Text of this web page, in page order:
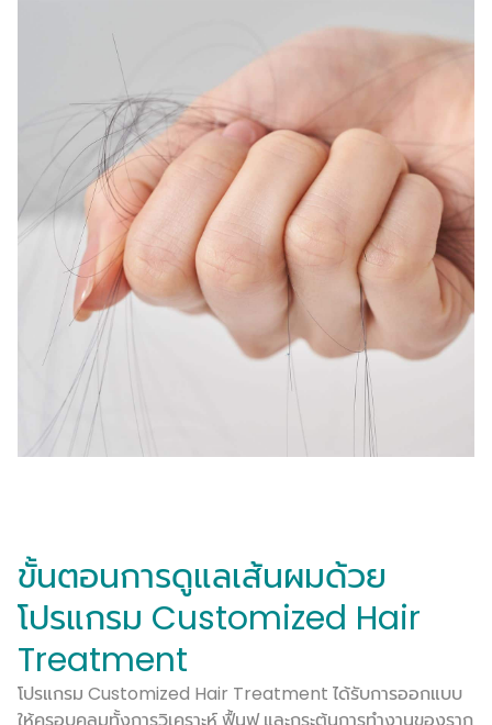
ขั้นตอนการดูแลเส้นผมด้วย
โปรแกรม Customized Hair
Treatment
โปรแกรม Customized Hair Treatment ได้รับการออกแบบ